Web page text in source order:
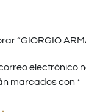
“GIORGIO
electrónico
marcados con *